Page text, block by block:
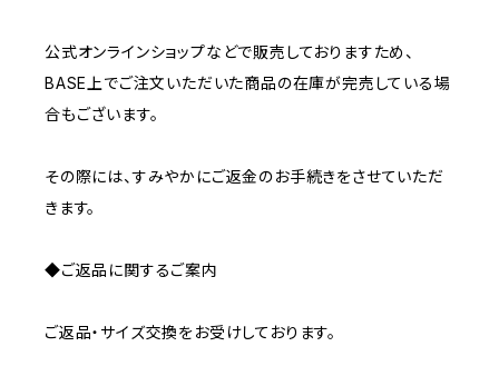
公式オンラインショップなどで販売しておりますため、
BASE上でご注文いただいた商品の在庫が完売している場
合もございます。
その際には、すみやかにご返金のお手続きをさせていただ
きます。
◆ご返品に関するご案内
ご返品・サイズ交換をお受けしております。